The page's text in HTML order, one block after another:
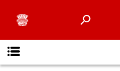
Відеоверсії вистав
Контакти